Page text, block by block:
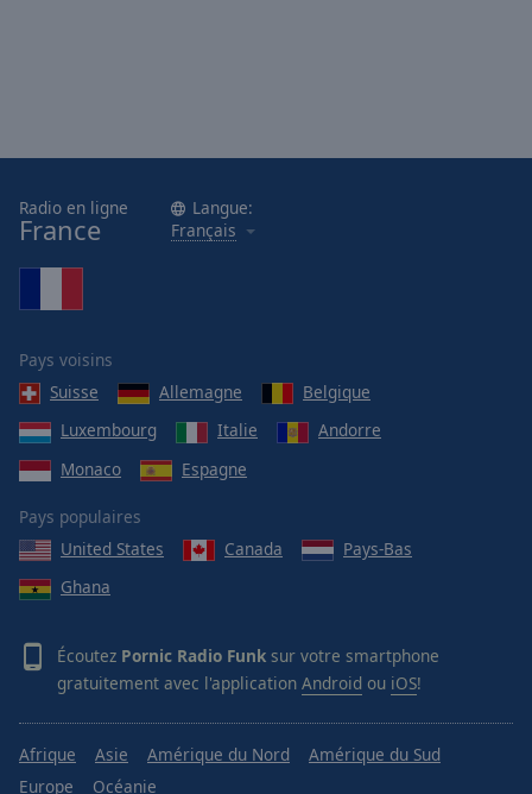
Radio en ligne
France
Langue:
Français
Pays voisins
Suisse
Allemagne
Belgique
Luxembourg
Italie
Andorre
Monaco
Espagne
Pays populaires
United States
Canada
Pays-Bas
Ghana
Écoutez Pornic Radio Funk sur votre smartphone
gratuitement avec l'application Android ou iOS!
Afrique Asie Amérique du Nord
Amérique du Sud
Europe
Océanie